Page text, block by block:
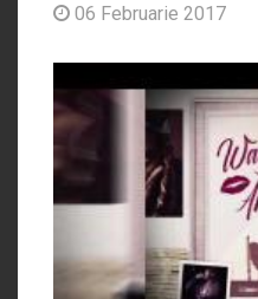
06 Februarie 2017